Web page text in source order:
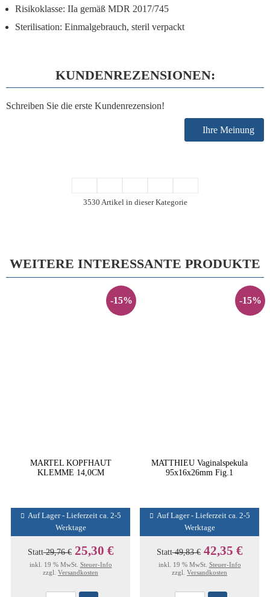
Risikoklasse: IIa gemäß MDR 2017/745
Sterilisation: Einmalgebrauch, steril verpackt
KUNDENREZENSIONEN:
Schreiben Sie die erste Kundenrezension!
Ihre Meinung
3530 Artikel in dieser Kategorie
WEITERE INTERESSANTE PRODUKTE
-15%
MARTEL KOPFHAUT
KLEMME 14,0CM
Auf Lager - Lieferzeit ca. 2-5
Werktage
Statt29,76 € 25,30 €
inkl. 19 % MwSt. Steuer-Info
zzgl. Versandkosten
-15%
MATTHIEU Vaginalspekula
95x16x26mm Fig.1
Auf Lager - Lieferzeit ca. 2-5
Werktage
Statt49,83 € 42,35 €
inkl. 19 % MwSt. Steuer-Info
zzgl. Versandkosten